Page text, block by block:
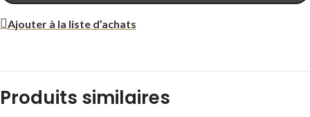
Ajouter à la liste d’achats
Produits similaires